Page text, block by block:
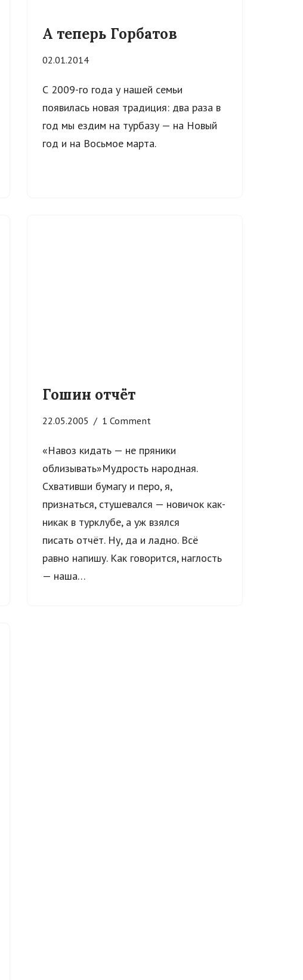
А теперь Горбатов
02.01.2014
С 2009-го года у нашей семьи
появилась новая традиция: два раза в
год мы ездим на турбазу — на Новый
год и на Восьмое марта.
Гошин отчёт
22.05.2005 1 Comment
«Навоз кидать — не пряники
облизывать»Мудрость народная.
Схвативши бумагу и перо, я,
признаться, стушевался — новичок как-
никак в турклубе, а уж взялся
писать отчёт. Ну, да и ладно. Всё
равно напишу. Как говорится, наглость
— наша…